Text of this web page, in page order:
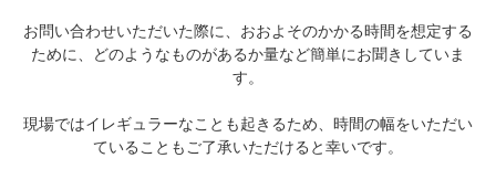
お問い合わせいただいた際に、おおよそのかかる時間を想定する
ために、どのようなものがあるか量など簡単にお聞きしていま
す。
現場ではイレギュラーなことも起きるため、時間の幅をいただい
ていることもご了承いただけると幸いです。